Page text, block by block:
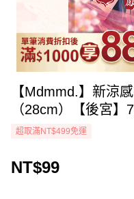
【Mdmmd.】新涼
（28cm）【後宮】
超取滿NT$499免運
NT$99